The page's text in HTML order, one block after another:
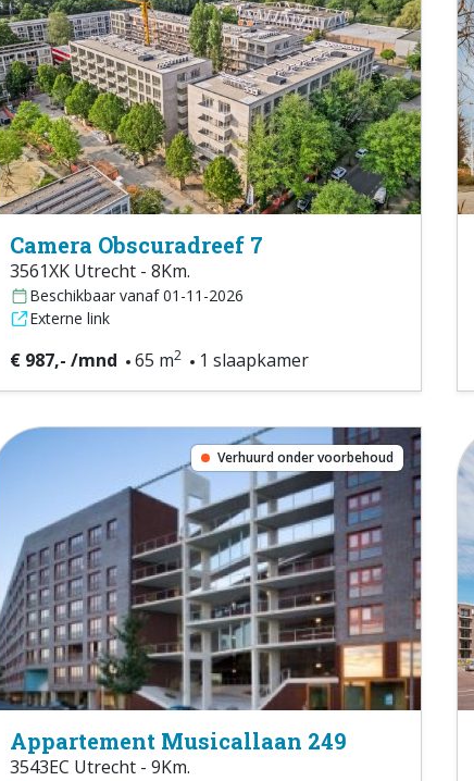
Camera Obscuradreef 7
3561XK Utrecht - 8Km.
Beschikbaar vanaf 01-11-2026
Externe link
€ 987,- /mnd 65 m2 1 slaapkamer
Verhuurd onder voorbehoud
Appartement Musicallaan 249
3543EC Utrecht - 9Km.